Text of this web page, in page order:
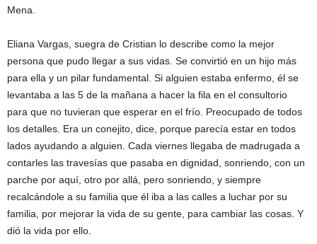
Mena.
Eliana Vargas, suegra de Cristian lo describe como la mejor
persona que pudo llegar a sus vidas. Se convirtió en un hijo más
para ella y un pilar fundamental. Si alguien estaba enfermo, él se
levantaba a las 5 de la mañana a hacer la fila en el consultorio
para que no tuvieran que esperar en el frío. Preocupado de todos
los detalles. Era un conejito, dice, porque parecía estar en todos
lados ayudando a alguien. Cada viernes llegaba de madrugada a
contarles las travesías que pasaba en dignidad, sonriendo, con un
parche por aquí, otro por allá, pero sonriendo, y siempre
recalcándole a su familia que él iba a las calles a luchar por su
familia, por mejorar la vida de su gente, para cambiar las cosas. Y
dió la vida por ello.